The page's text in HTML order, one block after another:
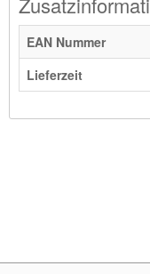
EAN Nummer
Lieferzeit